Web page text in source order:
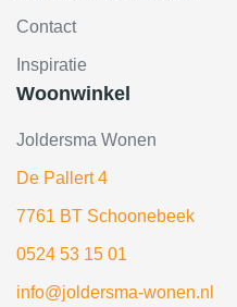
Contact
Inspiratie
Woonwinkel
Joldersma Wonen
De Pallert 4
7761 BT Schoonebeek
0524 53 15 01
info@joldersma-wonen.nl